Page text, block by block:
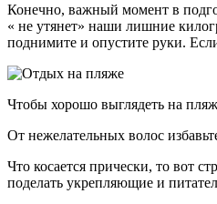
Конечно, важный момент в
« не утянет» наши лишние
поднимите и опустите руки.
Чтобы хорошо выглядеть на
От нежелательных волос
Что косается прически, то вот
поделать укрепляющие и